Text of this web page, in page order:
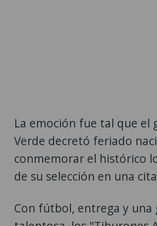
La emoción fue tal que el
Verde decretó feriado
conmemorar el histórico
de su selección en una
Con fútbol, entrega y una